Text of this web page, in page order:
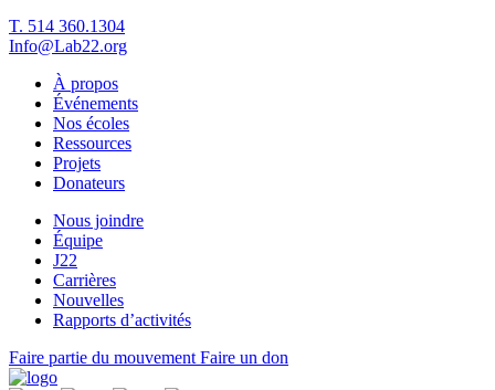
T. 514 360.1304
Info@Lab22.org
À propos
Événements
Nos écoles
Ressources
Projets
Donateurs
Nous joindre
Équipe
J22
Carrières
Nouvelles
Rapports d’activités
Faire partie du mouvementFaire un don